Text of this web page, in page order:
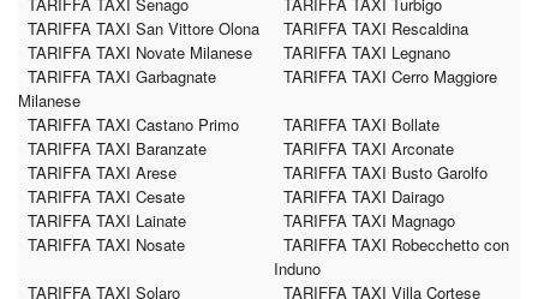
TARIFFA TAXI San Vittore Olona
TARIFFA TAXI Rescaldina
TARIFFA TAXI Novate Milanese
TARIFFA TAXI Legnano
TARIFFA TAXI Garbagnate
Milanese
TARIFFA TAXI Cerro Maggiore
TARIFFA TAXI Castano Primo
TARIFFA TAXI Bollate
TARIFFA TAXI Baranzate
TARIFFA TAXI Arconate
TARIFFA TAXI Arese
TARIFFA TAXI Busto Garolfo
TARIFFA TAXI Cesate
TARIFFA TAXI Dairago
TARIFFA TAXI Lainate
TARIFFA TAXI Magnago
TARIFFA TAXI Nosate
TARIFFA TAXI Robecchetto con
Induno
TARIFFA TAXI Solaro
TARIFFA TAXI Villa Cortese